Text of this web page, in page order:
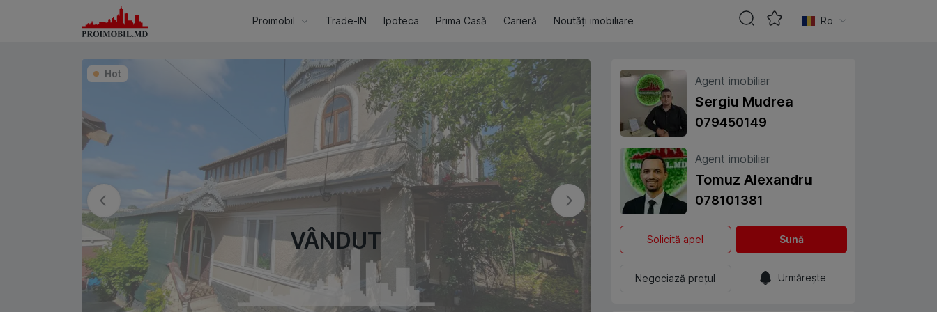
VÂNDUT
Hot
Agent imobiliar
Sergiu Mudrea
079450149
Agent imobiliar
Tomuz Alexandru
078101381
Solicită apel Sună
Negociază prețul Urmărește
Proimobil Trade-IN Ipoteca Prima Casă Carieră Noutăți imobiliare Ro